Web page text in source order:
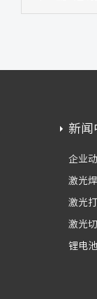
新闻
企业
激光
激光
激光
锂电